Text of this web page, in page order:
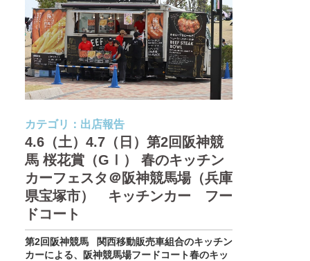
カテゴリ： 出店報告
4.6（土）4.7（日）第2回阪神競
馬 桜花賞（GⅠ） 春のキッチン
カーフェスタ＠阪神競馬場（兵庫
県宝塚市） キッチンカー フー
ドコート
第2回阪神競馬 関西移動販売車組合のキッチン
カーによる、阪神競馬場フードコート春のキッ